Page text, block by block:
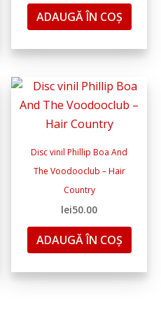
ADAUGĂ ÎN COȘ
Disc vinil Phillip Boa And
The Voodooclub – Hair
Country
lei50.00
ADAUGĂ ÎN COȘ